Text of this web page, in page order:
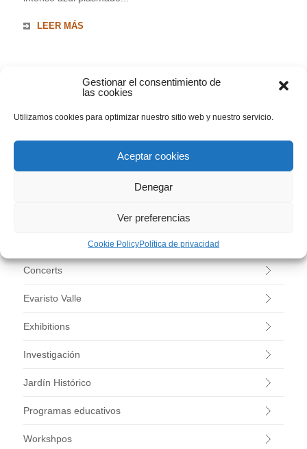
Gestionar el consentimiento de
las cookies
Utilizamos cookies para optimizar nuestro sitio web y nuestro servicio.
Aceptar cookies
Denegar
Ver preferencias
Cookie PolicyPolítica de privacidad
LEER MÁS
Arte Contemporáneo
Concerts
Evaristo Valle
Exhibitions
Investigación
Jardín Histórico
Programas educativos
Workshpos